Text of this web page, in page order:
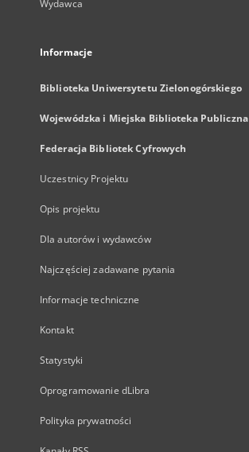
Wydawca
Informacje
Biblioteka Uniwersytetu Zielonogórskiego
Wojewódzka i Miejska Biblioteka Publiczna
Federacja Bibliotek Cyfrowych
Uczestnicy Projektu
Opis projektu
Dla autorów i wydawców
Najczęściej zadawane pytania
Informacje techniczne
Kontakt
Statystyki
Oprogramowanie dLibra
Polityka prywatności